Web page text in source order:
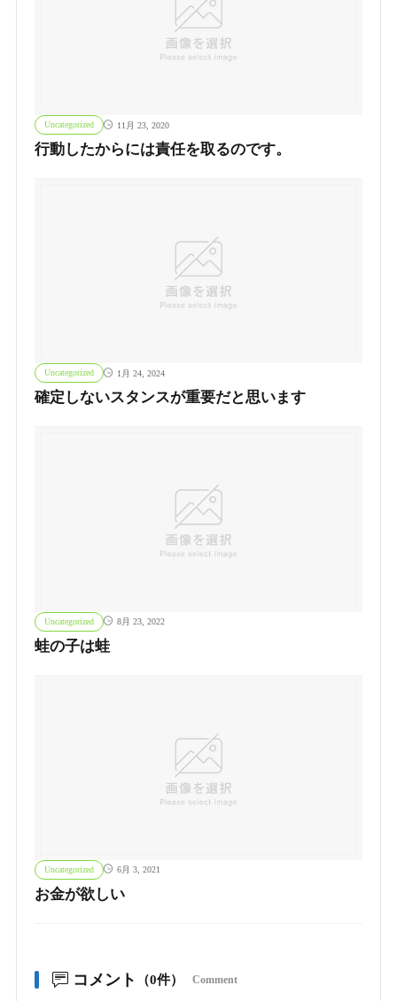
Uncategorized 11月 23, 2020
行動したからには責任を取るのです。
Uncategorized 1月 24, 2024
確定しないスタンスが重要だと思います
Uncategorized 8月 23, 2022
蛙の子は蛙
Uncategorized 6月 3, 2021
お金が欲しい
コメント （0件） Comment